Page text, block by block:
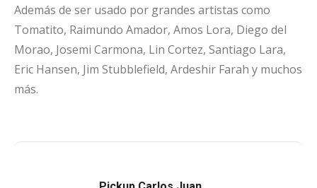
Además de ser usado por grandes artistas como
Tomatito, Raimundo Amador, Amos Lora, Diego del
Morao, Josemi Carmona, Lin Cortez, Santiago Lara,
Eric Hansen, Jim Stubblefield, Ardeshir Farah y muchos
más.